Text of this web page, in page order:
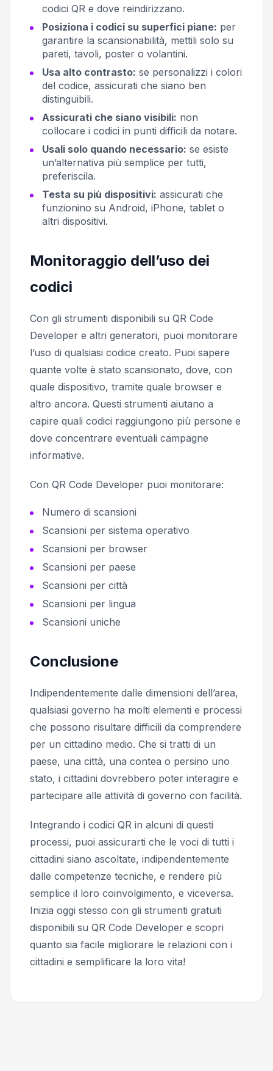
codici QR e dove reindirizzano.
Posiziona i codici su superfici piane: per
garantire la scansionabilità, mettili solo su
pareti, tavoli, poster o volantini.
Usa alto contrasto: se personalizzi i colori
del codice, assicurati che siano ben
distinguibili.
Assicurati che siano visibili: non
collocare i codici in punti difficili da notare.
Usali solo quando necessario: se esiste
un’alternativa più semplice per tutti,
preferiscila.
Testa su più dispositivi: assicurati che
funzionino su Android, iPhone, tablet o
altri dispositivi.
Monitoraggio dell’uso dei
codici
Con gli strumenti disponibili su QR Code
Developer e altri generatori, puoi monitorare
l’uso di qualsiasi codice creato. Puoi sapere
quante volte è stato scansionato, dove, con
quale dispositivo, tramite quale browser e
altro ancora. Questi strumenti aiutano a
capire quali codici raggiungono più persone e
dove concentrare eventuali campagne
informative.
Con QR Code Developer puoi monitorare:
Numero di scansioni
Scansioni per sistema operativo
Scansioni per browser
Scansioni per paese
Scansioni per città
Scansioni per lingua
Scansioni uniche
Conclusione
Indipendentemente dalle dimensioni dell’area,
qualsiasi governo ha molti elementi e processi
che possono risultare difficili da comprendere
per un cittadino medio. Che si tratti di un
paese, una città, una contea o persino uno
stato, i cittadini dovrebbero poter interagire e
partecipare alle attività di governo con facilità.
Integrando i codici QR in alcuni di questi
processi, puoi assicurarti che le voci di tutti i
cittadini siano ascoltate, indipendentemente
dalle competenze tecniche, e rendere più
semplice il loro coinvolgimento, e viceversa.
Inizia oggi stesso con gli strumenti gratuiti
disponibili su QR Code Developer e scopri
quanto sia facile migliorare le relazioni con i
cittadini e semplificare la loro vita!